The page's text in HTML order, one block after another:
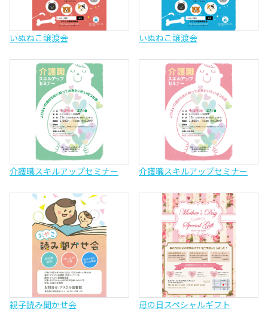
いぬねこ譲渡会 いぬねこ譲渡会
介護職スキルアップセミナー 介護職スキルアップセミナー
親子読み聞かせ会 母の日スペシャルギフト